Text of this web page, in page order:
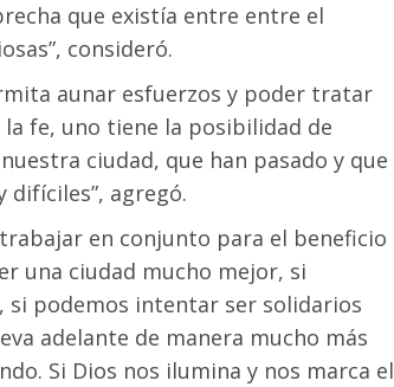
que existía entre entre el
consideró.
aunar esfuerzos y poder tratar
fe, uno tiene la posibilidad de
ciudad, que han pasado y que
difíciles”, agregó.
en conjunto para el beneficio
una ciudad mucho mejor, si
podemos intentar ser solidarios
adelante de manera mucho más
Si Dios nos ilumina y nos marca el